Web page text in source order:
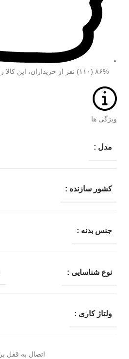
۸۶% (۱۱۰) نفر از خریداران، این کالا را پیشنهاد کرده اند
ویژگی ها
مدل :
کشور سازنده :
جنس بدنه :
نوع شناسایی :
ولتاژ کاری :
اتصال به قفل